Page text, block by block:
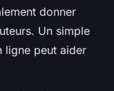
donner
Un simple
ligne peut aider